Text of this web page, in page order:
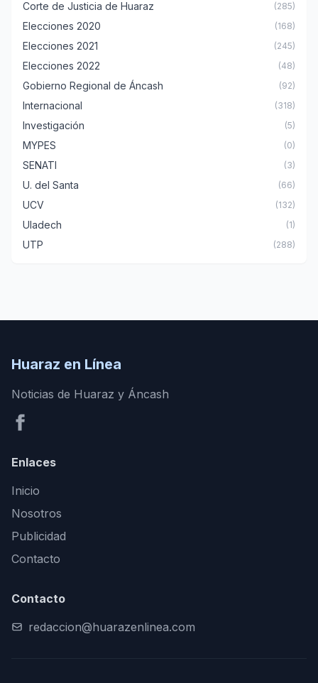
Corte de Justicia de Huaraz (285)
Elecciones 2020 (168)
Elecciones 2021 (245)
Elecciones 2022 (48)
Gobierno Regional de Áncash (92)
Internacional (318)
Investigación (5)
MYPES (0)
SENATI (3)
U. del Santa (66)
UCV (132)
Uladech (1)
UTP (288)
Huaraz en Línea
Noticias de Huaraz y Áncash
Enlaces
Inicio
Nosotros
Publicidad
Contacto
Contacto
redaccion@huarazenlinea.com